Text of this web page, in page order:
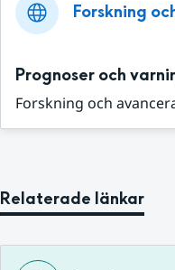
Forskning
Prognoser och
Forskning och
Relaterade länkar